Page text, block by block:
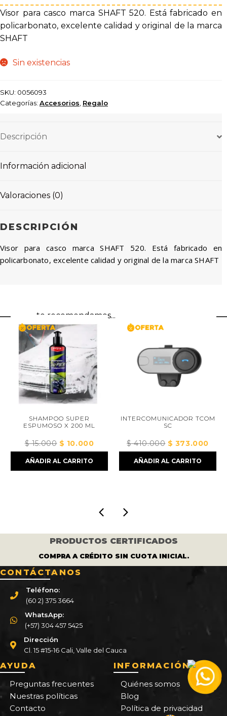
Visor para casco marca SHAFT 520. Está fabricado en
policarbonato, excelente calidad y original de la marca
SHAFT
Sin existencias
SKU: 0056093
Categorías: Accesorios, Regalo
Descripción
Información adicional
Valoraciones (0)
DESCRIPCIÓN
Visor para casco marca SHAFT 520. Está fabricado en
policarbonato, excelente calidad y original de la marca SHAFT
te recomendamos...
SHAMPOO SUPER
ESPUMOSO X 200 ML
$15.000 El
precio
original
$ 10.000El
precio
AÑADIR AL CARRITO
INTERCOMUNICADOR TCOM
SC
$410.000 El
precio
original
$ 373.000El
AÑADIR AL CARRITO
PRODUCTOS CERTIFICADOS
COMPRA A CRÉDITO SIN CUOTA INICIAL.
CONTÁCTANOS
Teléfono:
(60 2) 375 3664
WhatsApp:
(+57) 304 457 5425
Dirección
Cl. 15 #15-16 Cali, Valle del Cauca
AYUDA
Preguntas frecuentes
Nuestras políticas
Contacto
INFORMACIÓN
Quiénes somos
Blog
Política de privacidad